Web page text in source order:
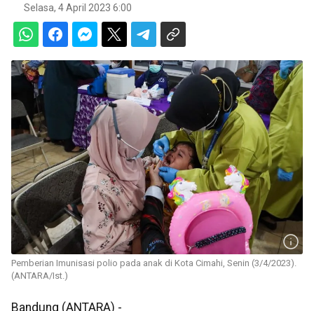
Selasa, 4 April 2023 6:00
Pemberian Imunisasi polio pada anak di Kota Cimahi, Senin (3/4/2023).
(ANTARA/Ist.)
Bandung (ANTARA) -